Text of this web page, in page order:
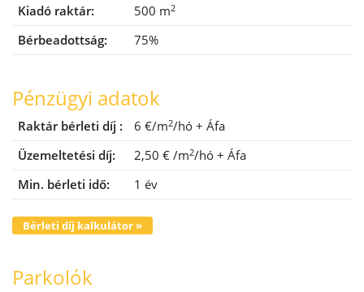
Kiadó raktár: 500 m2
Bérbeadottság: 75%
Pénzügyi adatok
Raktár bérleti díj : 6 €/m2/hó + Áfa
Üzemeltetési díj:
2,50 € /m2/hó + Áfa
Min. bérleti idő:
1 év
Bérleti díj kalkulátor »
Parkolók